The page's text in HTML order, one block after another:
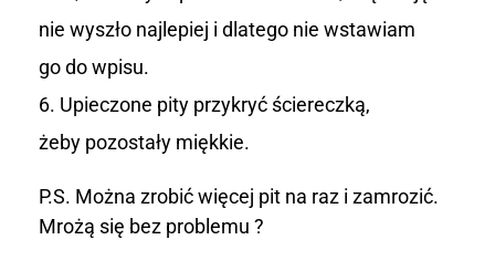
nie wyszło najlepiej i dlatego nie wstawiam
go do wpisu.
Upieczone pity przykryć ściereczką,
żeby pozostały miękkie.
P.S. Można zrobić więcej pit na raz i zamrozić.
Mrożą się bez problemu ?